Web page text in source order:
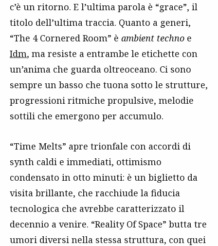
c’è un ritorno. E l’ultima parola è “grace”, il
titolo dell’ultima traccia. Quanto a generi,
“The 4 Cornered Room” è ambient techno e
Idm, ma resiste a entrambe le etichette con
un’anima che guarda oltreoceano. Ci sono
sempre un basso che tuona sotto le strutture,
progressioni ritmiche propulsive, melodie
sottili che emergono per accumulo.
“Time Melts” apre trionfale con accordi di
synth caldi e immediati, ottimismo
condensato in otto minuti: è un biglietto da
visita brillante, che racchiude la fiducia
tecnologica che avrebbe caratterizzato il
decennio a venire. “Reality Of Space” butta tre
umori diversi nella stessa struttura, con quei